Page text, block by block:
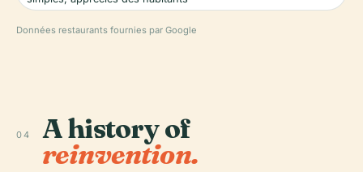
Données restaurants fournies par Google
04 A history of
reinvention.